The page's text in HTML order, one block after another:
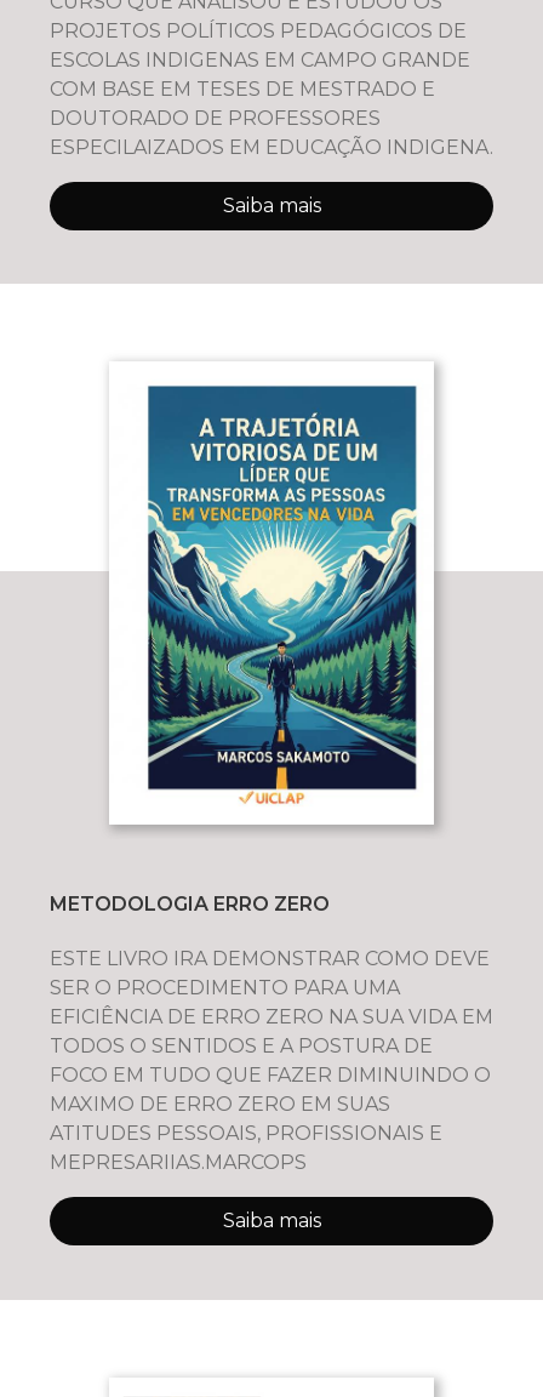
PROJETOS POLÍTICOS PEDAGÓGICOS DE
ESCOLAS INDIGENAS EM CAMPO GRANDE
COM BASE EM TESES DE MESTRADO E
DOUTORADO DE PROFESSORES
ESPECILAIZADOS EM EDUCAÇÃO INDIGENA.
Saiba mais
METODOLOGIA ERRO ZERO
ESTE LIVRO IRA DEMONSTRAR COMO DEVE
SER O PROCEDIMENTO PARA UMA
EFICIÊNCIA DE ERRO ZERO NA SUA VIDA EM
TODOS O SENTIDOS E A POSTURA DE
FOCO EM TUDO QUE FAZER DIMINUINDO O
MAXIMO DE ERRO ZERO EM SUAS
ATITUDES PESSOAIS, PROFISSIONAIS E
MEPRESARIIAS.MARCOPS
Saiba mais